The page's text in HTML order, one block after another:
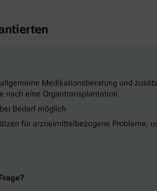
Medikationsberatung und
nach eine Organtransplantation
Bedarf möglich
für arzneimittelbezogene Probleme,